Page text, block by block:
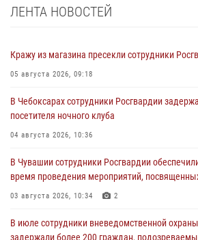
ЛЕНТА НОВОСТЕЙ
Кражу из магазина пресекли сотрудники
05 августа 2026, 09:18
В Чебоксарах сотрудники Росгвардии
посетителя ночного клуба
04 августа 2026, 10:36
В Чувашии сотрудники Росгвардии
время проведения мероприятий,
03 августа 2026, 10:34 2
В июле сотрудники вневедомственной
задержали более 200 граждан,